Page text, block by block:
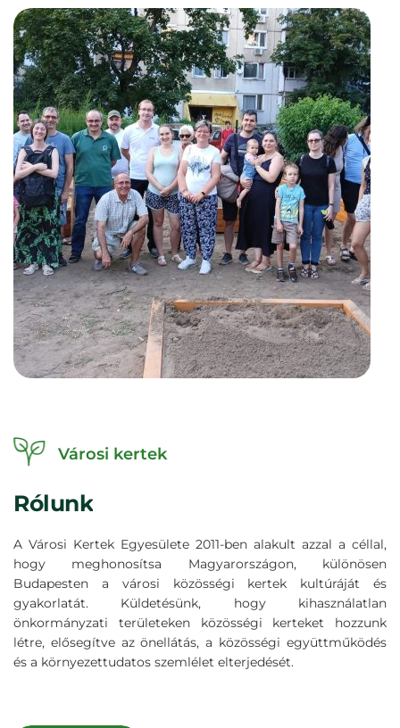
Városi kertek
Rólunk
A Városi Kertek Egyesülete 2011-ben alakult azzal a céllal,
hogy meghonosítsa Magyarországon, különösen
Budapesten a városi közösségi kertek kultúráját és
gyakorlatát. Küldetésünk, hogy kihasználatlan
önkormányzati területeken közösségi kerteket hozzunk
létre, elősegítve az önellátás, a közösségi együttműködés
és a környezettudatos szemlélet elterjedését.